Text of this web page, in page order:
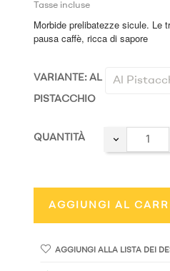
Tasse incluse
Morbide prelibatezze sicule. Le
pausa caffè, ricca di sapore
VARIANTE: AL
PISTACCHIO
QUANTITÀ
AGGIUNGI AL
AGGIUNGI ALLA LISTA DEI